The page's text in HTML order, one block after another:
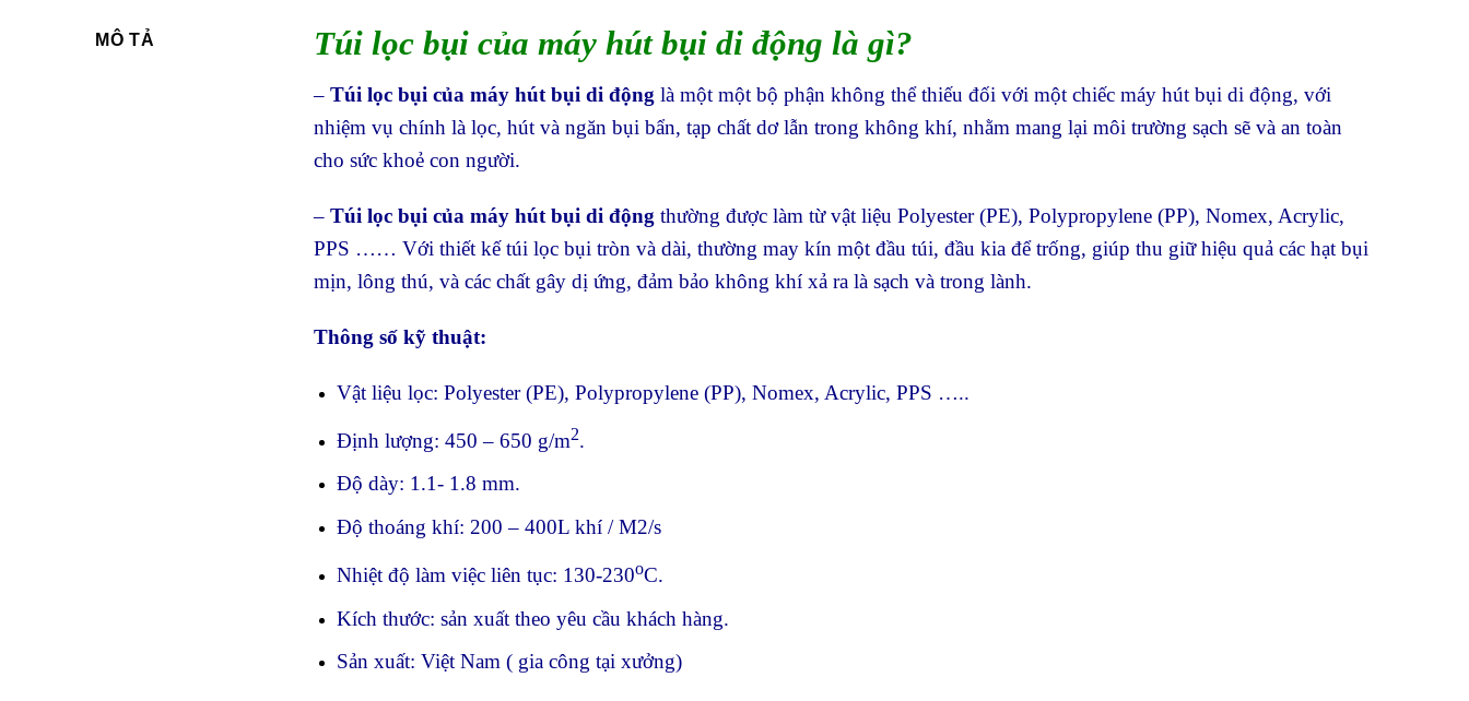
MÔ TẢ Túi lọc bụi của máy hút bụi di động là gì?
– Túi lọc bụi của máy hút bụi di động là một một bộ phận không thể thiếu đối với một chiếc máy hút bụi di động, với
nhiệm vụ chính là lọc, hút và ngăn bụi bẩn, tạp chất dơ lẫn trong không khí, nhằm mang lại môi trường sạch sẽ và an toàn
cho sức khoẻ con người.
– Túi lọc bụi của máy hút bụi di động thường được làm từ vật liệu Polyester (PE), Polypropylene (PP), Nomex, Acrylic,
PPS …… Với thiết kế túi lọc bụi tròn và dài, thường may kín một đầu túi, đầu kia để trống, giúp thu giữ hiệu quả các hạt bụi
mịn, lông thú, và các chất gây dị ứng, đảm bảo không khí xả ra là sạch và trong lành.
Thông số kỹ thuật:
Vật liệu lọc: Polyester (PE), Polypropylene (PP), Nomex, Acrylic, PPS …..
Định lượng: 450 – 650 g/m2.
Độ dày: 1.1- 1.8 mm.
Độ thoáng khí: 200 – 400L khí / M2/s
Nhiệt độ làm việc liên tục: 130-230oC.
Kích thước: sản xuất theo yêu cầu khách hàng.
Sản xuất: Việt Nam ( gia công tại xưởng)